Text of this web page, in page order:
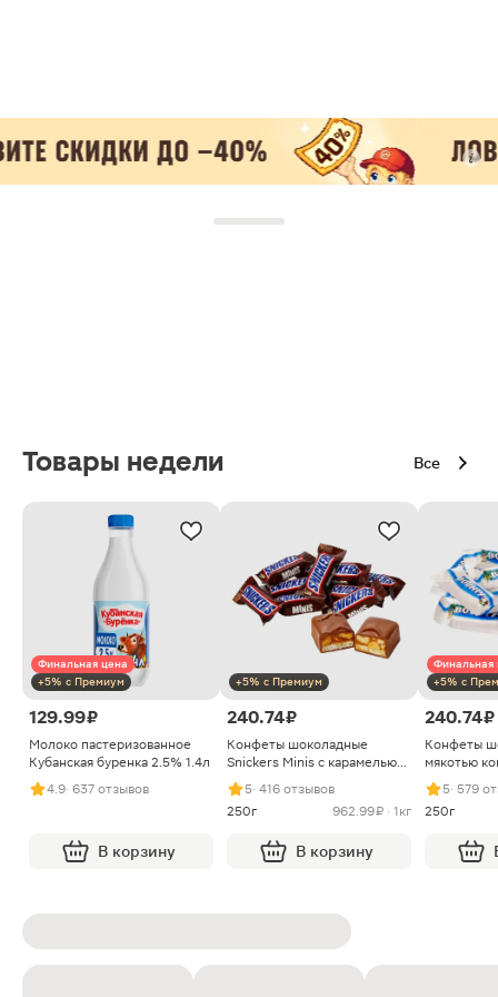
Товары недели Все
Финальная цена
+5% с Премиум
129.99 ₽
Молоко пастеризованное
Кубанская буренка 2.5% 1.4л
4.9· 637 отзывов
В корзину
+5% с Премиум
240.74 ₽
Конфеты шоколадные
Snickers Minis с карамелью
арахисом и нугой
5· 416 отзывов
250г
962.99 ₽ · 1кг
В корзину
Финальная
+5% с
240.74 ₽
Конфеты
мякотью
5· 579
250г